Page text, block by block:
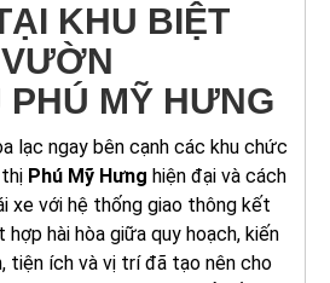
KHU BIỆT
PHÚ MỸ HƯNG
lạc ngay bên cạnh các khu chức
Phú Mỹ Hưng hiện đại và cách
xe với hệ thống giao thông kết
hài hòa giữa quy hoạch, kiến
tiện ích và vị trí đã tạo nên cho